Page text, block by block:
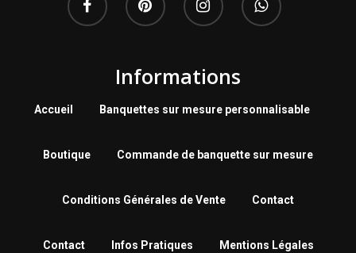
Informations
Accueil Banquettes sur mesure personnalisable
Boutique Commande de banquette sur mesure
Conditions Générales de Vente Contact
Contact Infos Pratiques Mentions Légales